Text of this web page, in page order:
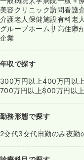
美容クリニック訪問看護
介護老人保健施設有料老
グループホームサ高住障
企業
年収で探す
300万円以上400万円以上
700万円以上800万円以上
勤務形態で探す
2交代3交代日勤のみ夜勤